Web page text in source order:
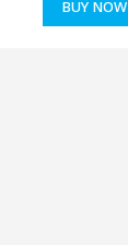
BUY NOW